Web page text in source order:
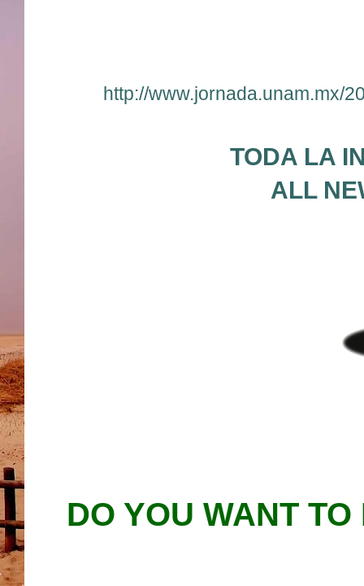
http://www.jornada.unam.mx/
TODA LA
ALL
DO YOU WANT